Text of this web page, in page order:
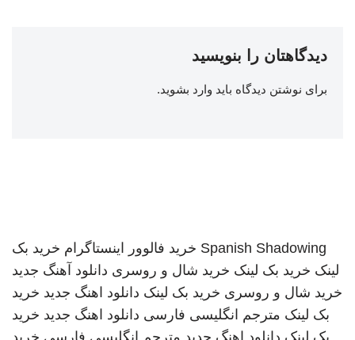
دیدگاهتان را بنویسید
برای نوشتن دیدگاه باید وارد بشوید.
Spanish Shadowing خرید فالوور اینستاگرام خرید بک
لینک خرید بک لینک خرید شال و روسری دانلود آهنگ جدید
خرید شال و روسری خرید بک لینک دانلود اهنگ جدید خرید
بک لینک مترجم انگلیسی فارسی دانلود اهنگ جدید خرید
بک لینک دانلود اهنگ جدید مترجم انگلیسی فارسی خرید